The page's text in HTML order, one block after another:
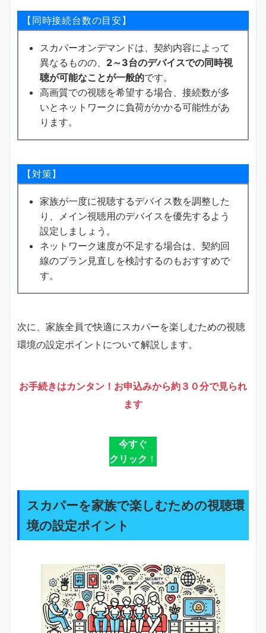
【同時接続台数の目安】
スカパーオンデマンドは、契約内容によって
異なるものの、 2～3台のデバイスでの同時視
聴が可能なことが一般的です。
高画質での視聴を希望する場合、接続数が多
いとネットワークに負荷がかかる可能性があ
ります。
【対策】
家族が一度に視聴するデバイス数を調整した
り、メイン視聴用のデバイスを優先するよう
設定しましょう。
ネットワーク速度が不足する場合は、契約回
線のプラン見直しを検討するのもおすすめで
す。
次に、家族全員で快適にスカパーを楽しむための視聴
環境の設定ポイントについて解説します。
お手続きはカンタン！お申込みから約３０分で見られ
ます
今すぐ
クリック ！
スカパーを家族で楽しむための視聴環
境の設定ポイント